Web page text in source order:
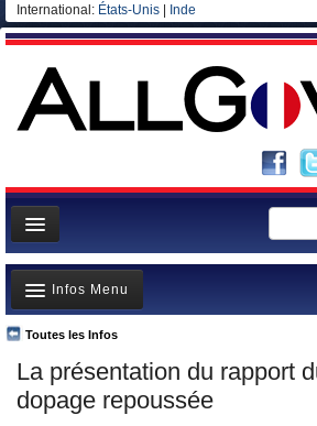
International: États-Unis Inde
Page d'accueil
Infos
Gouvernement
Ministères/Directions
Blog
La présentation du rapport
dopage repoussée
Toutes les Infos
Infos Menu
A la Une
Polémiques
Où va l’argent?